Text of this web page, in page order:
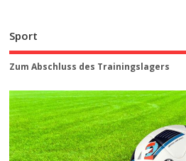
Sport
Zum Abschluss des Trainingslagers